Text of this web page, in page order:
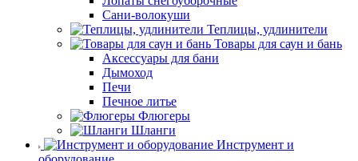
Сани-волокуши
Теплицы, удлинители
Товары для саун и бань
Аксессуары для бани
Дымоход
Печи
Печное литье
Флюгеры
Шланги
Инструмент и